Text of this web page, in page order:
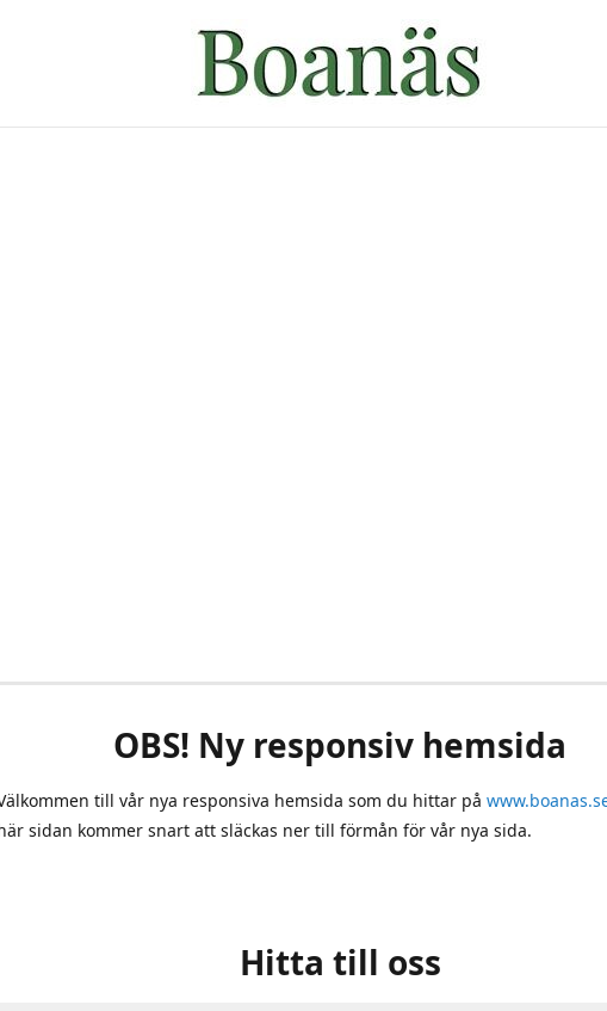
OBS! Ny responsiv hemsida
till vår nya responsiva hemsida som du hittar på
sidan kommer snart att släckas ner till förmån för vår nya sida.
Hitta till oss